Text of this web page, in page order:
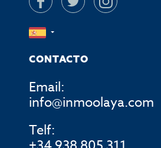
CONTACTO
Email:
info@inmoolaya.com
Telf: